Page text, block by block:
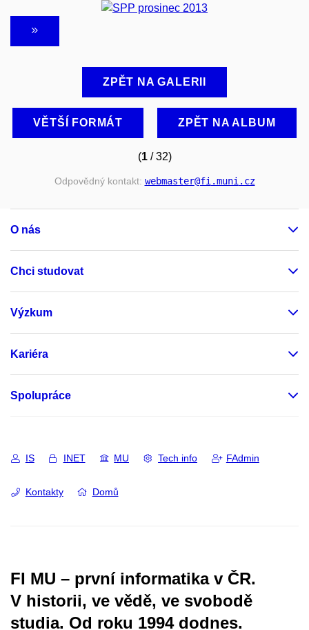
ZPĚT NA GALERII
VĚTŠÍ FORMÁT ZPĚT NA ALBUM
(1/ 32)
Odpovědný kontakt: webmaster@fi.muni.cz
O nás
Chci studovat
Výzkum
Kariéra
Spolupráce
IS INET MU Tech info FAdmin
Kontakty Domů
FI MU – první informatika v ČR.
V historii, ve vědě, ve svobodě
studia. Od roku 1994 dodnes.